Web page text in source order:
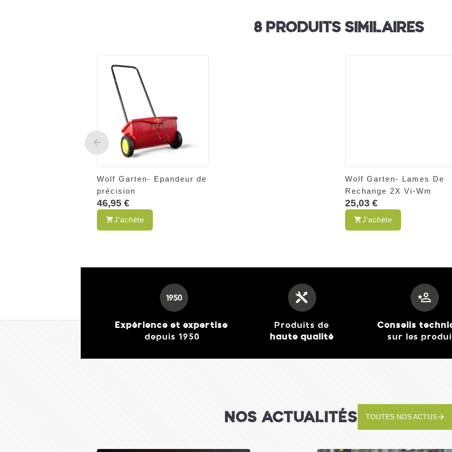
8 PRODUITS SIMILAIRES
Wolf Garten- Epandeur de
précision
46,95 €
J'achète
Wolf Garten- Lames De
Rechange 2X Vi-Wm
25,03 €
J'achète
Expérience et expertise
depuis 1950
Produits de
haute qualité
Conseils
sur les
NOS ACTUALITÉS TOUTES NOS ACTUS